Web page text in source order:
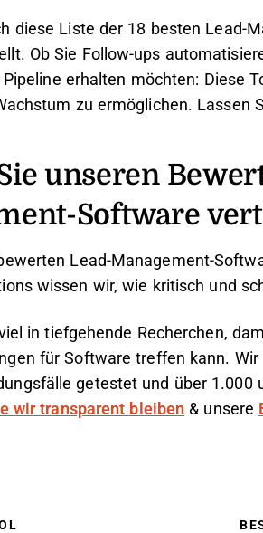
diese Liste der 18 besten Lead-
Ob Sie Follow-ups
Pipeline erhalten möchten: Diese
zu ermöglichen. Lassen
unseren
Software
Lead-Management-
wissen wir, wie kritisch und
in tiefgehende Recherchen,
für Software treffen kann.
getestet und über
wir transparent bleiben & unsere